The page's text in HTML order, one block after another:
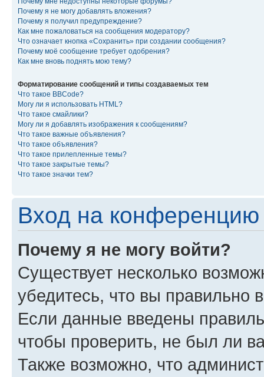
Почему я не могу добавлять вложения?
Почему я получил предупреждение?
Как мне пожаловаться на сообщения модератору?
Что означает кнопка «Сохранить» при создании сообщения?
Почему моё сообщение требует одобрения?
Как мне вновь поднять мою тему?
Форматирование сообщений и типы создаваемых тем
Что такое BBCode?
Могу ли я использовать HTML?
Что такое смайлики?
Могу ли я добавлять изображения к сообщениям?
Что такое важные объявления?
Что такое объявления?
Что такое прилепленные темы?
Что такое закрытые темы?
Что такое значки тем?
Вход на конференцию
Почему я не могу войти?
Существует несколько
убедитесь, что вы правильно
Если данные введены
чтобы проверить, не был ли
Также возможно, что